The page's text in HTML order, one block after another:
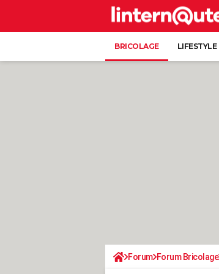
BRICOLAGE LIFESTYLE
Forum Forum Bricolage